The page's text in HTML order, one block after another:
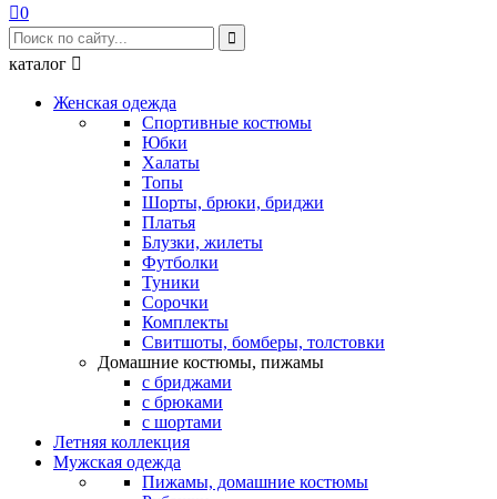
0

каталог 
Женская одежда
Спортивные костюмы
Юбки
Халаты
Топы
Шорты, брюки, бриджи
Платья
Блузки, жилеты
Футболки
Туники
Сорочки
Комплекты
Свитшоты, бомберы, толстовки
Домашние костюмы, пижамы
с бриджами
с брюками
с шортами
Летняя коллекция
Мужская одежда
Пижамы, домашние костюмы